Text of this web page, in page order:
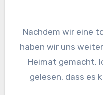
Nachdem wir eine
haben wir uns
Heimat gemacht.
gelesen, dass es